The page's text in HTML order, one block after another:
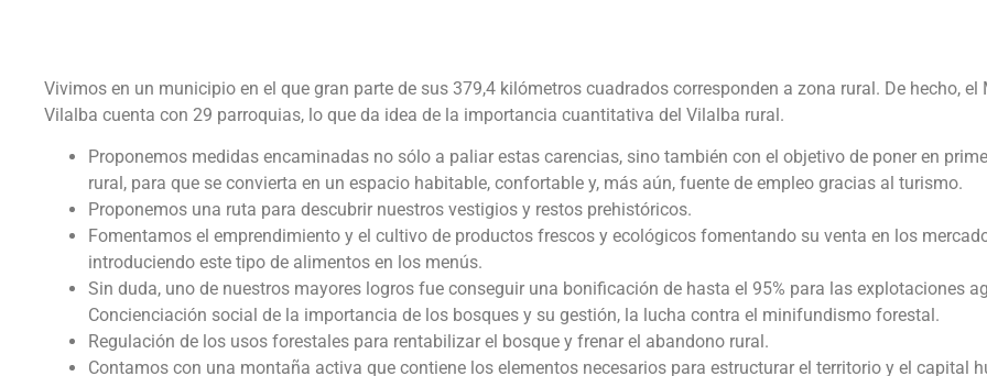
Vivimos en un municipio en el que gran parte de sus 379,4 kilómetros cuadrados corresponden a zona rural. De hecho, el
Vilalba cuenta con 29 parroquias, lo que da idea de la importancia cuantitativa del Vilalba rural.
Proponemos medidas encaminadas no sólo a paliar estas carencias, sino también con el objetivo de poner en
rural, para que se convierta en un espacio habitable, confortable y, más aún, fuente de empleo gracias al turismo.
Proponemos una ruta para descubrir nuestros vestigios y restos prehistóricos.
Fomentamos el emprendimiento y el cultivo de productos frescos y ecológicos fomentando su venta en los
introduciendo este tipo de alimentos en los menús.
Sin duda, uno de nuestros mayores logros fue conseguir una bonificación de hasta el 95% para las explotaciones
Concienciación social de la importancia de los bosques y su gestión, la lucha contra el minifundismo forestal.
Regulación de los usos forestales para rentabilizar el bosque y frenar el abandono rural.
Contamos con una montaña activa que contiene los elementos necesarios para estructurar el territorio y el capital